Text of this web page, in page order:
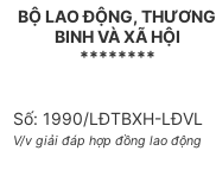
BỘ LAO ĐỘNG, THƯƠNG
BINH VÀ XÃ HỘI
********
Số: 1990/LĐTBXH-LĐVL
V/v giải đáp hợp đồng lao động